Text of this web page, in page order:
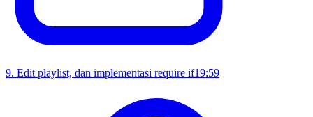
9. Edit playlist, dan implementasi require if19:59